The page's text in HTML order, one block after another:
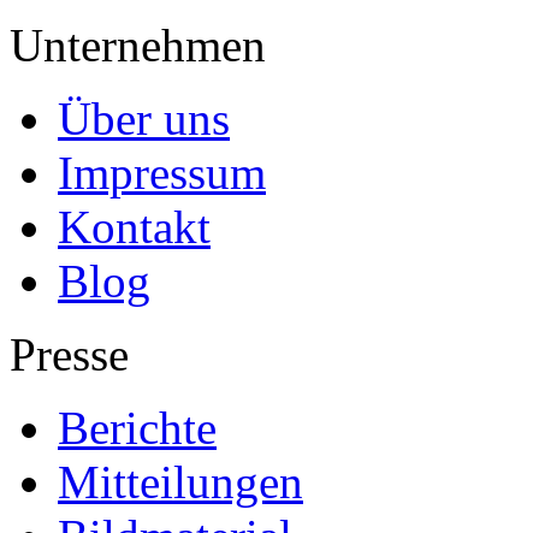
Unternehmen
Über uns
Impressum
Kontakt
Blog
Presse
Berichte
Mitteilungen